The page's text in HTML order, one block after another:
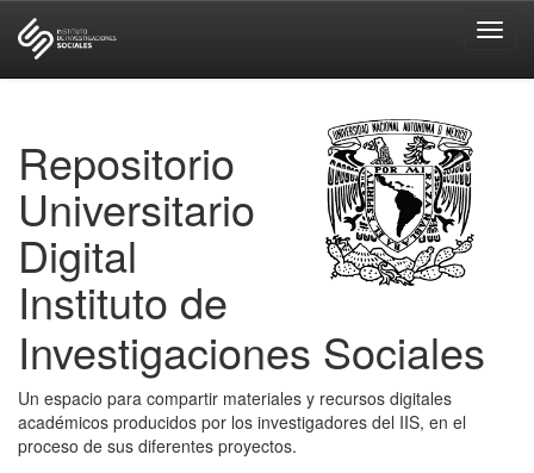
Repositorio
Universitario
Digital
Instituto de
Investigaciones Sociales
Un espacio para compartir materiales y recursos digitales
académicos producidos por los investigadores del IIS, en el
proceso de sus diferentes proyectos.